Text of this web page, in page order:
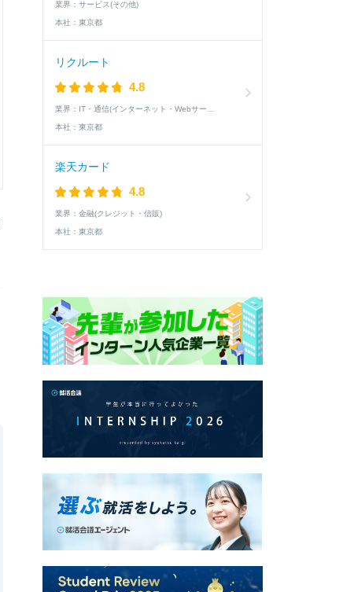
業界： サービス(その他)
本社： 東京都
リクルート
4.8
業界：
本社： 東京都
楽天カード
4.8
業界： 金融(クレジット・信販)
本社： 東京都